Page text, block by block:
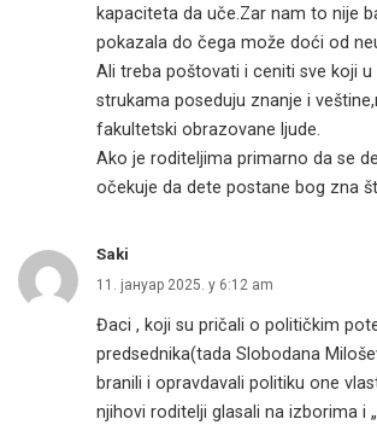
kapaciteta da uče.Zar nam to nije
pokazala do čega može doći od
Ali treba poštovati i ceniti sve koji
strukama poseduju znanje i
fakultetski obrazovane ljude.
Ako je roditeljima primarno da se
očekuje da dete postane bog zna
Saki
11. јануар 2025. у 6:12 am
Đaci , koji su pričali o političkim
predsednika(tada Slobodana
branili i opravdavali politiku one
njihovi roditelji glasali na izborima i